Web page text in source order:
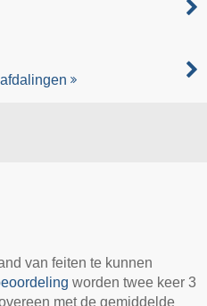
van feiten te kunnen
worden twee keer 3
met de gemiddelde